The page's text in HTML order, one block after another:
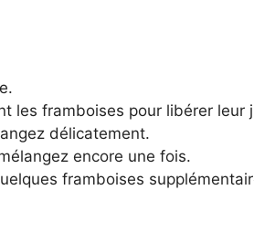
les framboises pour libérer leur
délicatement.
encore une fois.
framboises